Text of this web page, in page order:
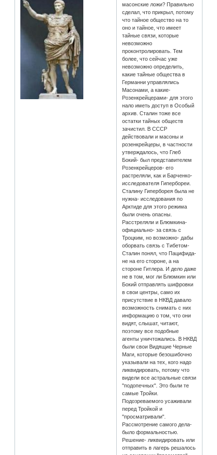
масонские ложи? Правильно
сделал, что прикрыл, потому
что тайное общество на то
оно и тайное, что имеет
тайные связи, которые
невозможно
проконтролировать. Тем
более, что сейчас уже
невозможно определить,
какие тайные общества в
Германни управлялись
Масонами, а какие-
Розенкрейцерами- для этого
нало иметь доступ в Особый
архив. Сталин тоже все
остатки тайных обществ
зачистил. В СССР
действовали и масоны и
розенкрейцеры, в частности
утверждалось, что Глеб
Бокий- был представителем
Розенкрейцеров- его
растреляли, как и Барченко-
исследователя Гипербореи.
Сталину Гиперборея была не
нужна- исследования по
Арктиде для этого режима
были очень опасны.
Расстреляли и Блюмкина-
официально- за связь с
Троцким, но возможно- дабы
оборвать связь с Тибетом-
Сталин понял, что Пацифида-
не на его стороне, а на
стороне Гитлера. И дело даже
не в том, мог ли Блюмкин или
Бокий отправлять шифровки
в свои центры, само их
присутствие в НКВД давало
возможность снимать с них
информацию о том, что они
видят, слышат, читают,
поэтому все подобные
агенты уничтожались. В НКВД
были свои Видящие Черные
Маги, которые безошибочно
указывали на тех, кого надо
ликвидировать, потому что
видели все астральные связи
"подопечных". Это были те
самые Тройки.
Подозреваемого усаживали
перед Тройкой и
"просматривали".
Рассмотрение самого дела-
было формальностью.
Решение- ликвидировать или
отправить в лагерь решалось